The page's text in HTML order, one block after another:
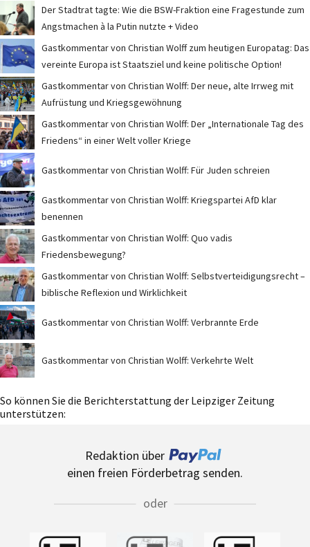
Der Stadtrat tagte: Wie die BSW-Fraktion eine Fragestunde zum
Angstmachen à la Putin nutzte + Video
Gastkommentar von Christian Wolff zum heutigen Europatag: Das
vereinte Europa ist Staatsziel und keine politische Option!
Gastkommentar von Christian Wolff: Der neue, alte Irrweg mit
Aufrüstung und Kriegsgewöhnung
Gastkommentar von Christian Wolff: Der „Internationale Tag des
Friedens“ in einer Welt voller Kriege
Gastkommentar von Christian Wolff: Für Juden schreien
Gastkommentar von Christian Wolff: Kriegspartei AfD klar
benennen
Gastkommentar von Christian Wolff: Quo vadis
Friedensbewegung?
Gastkommentar von Christian Wolff: Selbstverteidigungsrecht –
biblische Reflexion und Wirklichkeit
Gastkommentar von Christian Wolff: Verbrannte Erde
Gastkommentar von Christian Wolff: Verkehrte Welt
So können Sie die Berichterstattung der Leipziger Zeitung
unterstützen:
Redaktion über
einen freien Förderbetrag senden.
oder